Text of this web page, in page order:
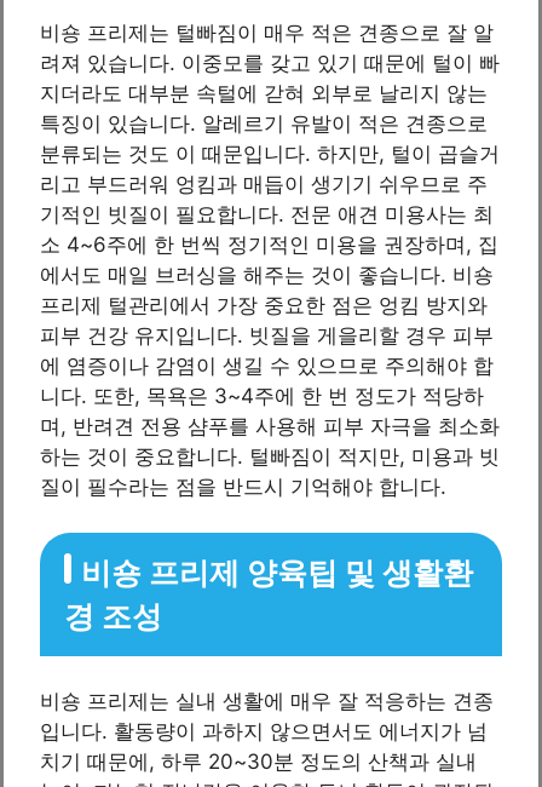
비숑 프리제는 털빠짐이 매우 적은 견종으로 잘 알
려져 있습니다. 이중모를 갖고 있기 때문에 털이 빠
지더라도 대부분 속털에 갇혀 외부로 날리지 않는
특징이 있습니다. 알레르기 유발이 적은 견종으로
분류되는 것도 이 때문입니다. 하지만, 털이 곱슬거
리고 부드러워 엉킴과 매듭이 생기기 쉬우므로 주
기적인 빗질이 필요합니다. 전문 애견 미용사는 최
소 4~6주에 한 번씩 정기적인 미용을 권장하며, 집
에서도 매일 브러싱을 해주는 것이 좋습니다. 비숑
프리제 털관리에서 가장 중요한 점은 엉킴 방지와
피부 건강 유지입니다. 빗질을 게을리할 경우 피부
에 염증이나 감염이 생길 수 있으므로 주의해야 합
니다. 또한, 목욕은 3~4주에 한 번 정도가 적당하
며, 반려견 전용 샴푸를 사용해 피부 자극을 최소화
하는 것이 중요합니다. 털빠짐이 적지만, 미용과 빗
질이 필수라는 점을 반드시 기억해야 합니다.
비숑 프리제 양육팁 및 생활환
경 조성
비숑 프리제는 실내 생활에 매우 잘 적응하는 견종
입니다. 활동량이 과하지 않으면서도 에너지가 넘
치기 때문에, 하루 20~30분 정도의 산책과 실내